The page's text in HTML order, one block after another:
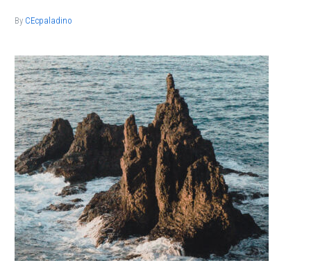
By CEcpaladino